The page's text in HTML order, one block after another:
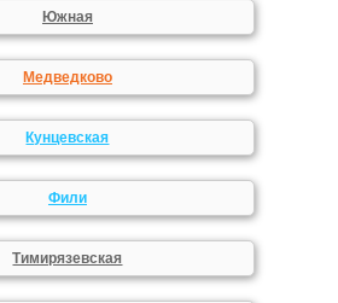
Южная
Медведково
Кунцевская
Фили
Тимирязевская